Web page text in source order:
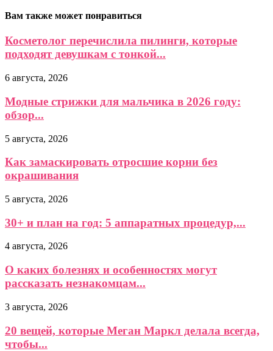
Вам также может понравиться
Косметолог перечислила пилинги, которые
подходят девушкам с тонкой...
6 августа, 2026
Модные стрижки для мальчика в 2026 году:
обзор...
5 августа, 2026
Как замаскировать отросшие корни без
окрашивания
5 августа, 2026
30+ и план на год: 5 аппаратных процедур,...
4 августа, 2026
О каких болезнях и особенностях могут
рассказать незнакомцам...
3 августа, 2026
20 вещей, которые Меган Маркл делала всегда,
чтобы...